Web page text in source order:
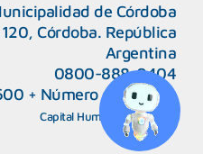
de Córdoba
Córdoba. República
Argentina
0800-888-0404
+ Número de interno
Capital Humano |Webmail
Migrantes y Refugiadas.